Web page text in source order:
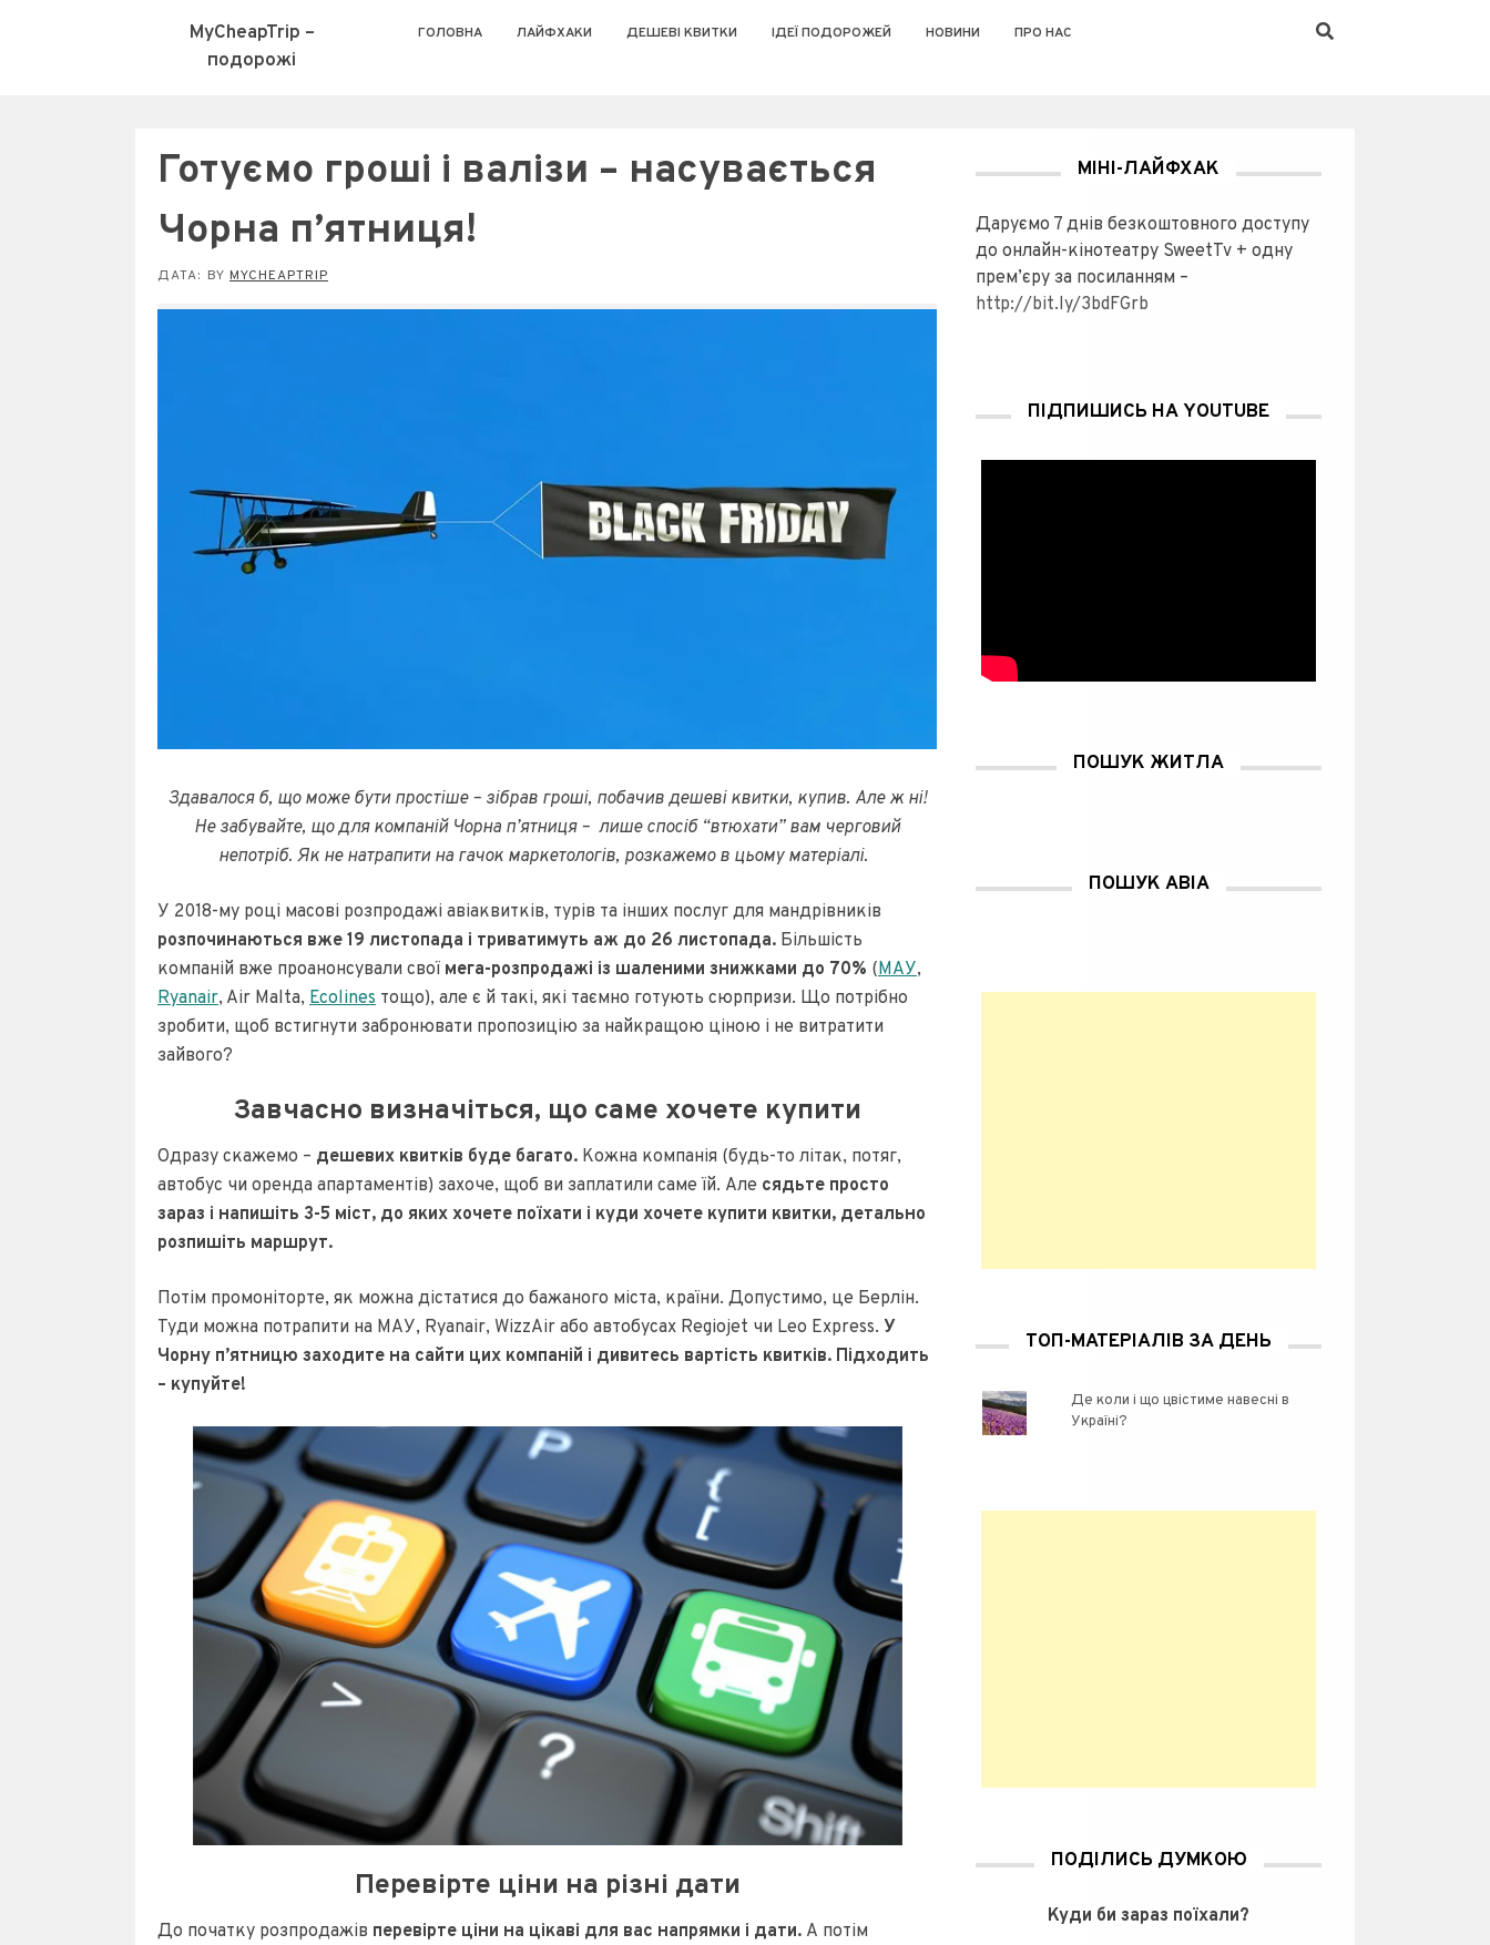
MyCheapTrip –
подорожі
ГОЛОВНА ЛАЙФХАКИ ДЕШЕВІ КВИТКИ ІДЕЇ ПОДОРОЖЕЙ НОВИНИ ПРО НАС
Готуємо гроші і валізи – насувається
Чорна п’ятниця!
ДАТА: BY MYCHEAPTRIP
Здавалося б, що може бути простіше – зібрав гроші, побачив дешеві квитки, купив. Але ж ні!
Не забувайте, що для компаній Чорна п’ятниця – лише спосіб “втюхати” вам черговий
непотріб. Як не натрапити на гачок маркетологів, розкажемо в цьому матеріалі.
У 2018-му році масові розпродажі авіаквитків, турів та інших послуг для мандрівників
розпочинаються вже 19 листопада і триватимуть аж до 26 листопада. Більшість
компаній вже проанонсували свої мега-розпродажі із шаленими знижками до 70% (МАУ,
Ryanair, Air Malta, Ecolines тощо), але є й такі, які таємно готують сюрпризи. Що потрібно
зробити, щоб встигнути забронювати пропозицію за найкращою ціною і не витратити
зайвого?
Завчасно визначіться, що саме хочете купити
Одразу скажемо – дешевих квитків буде багато. Кожна компанія (будь-то літак, потяг,
автобус чи оренда апартаментів) захоче, щоб ви заплатили саме їй. Але сядьте просто
зараз і напишіть 3-5 міст, до яких хочете поїхати і куди хочете купити квитки, детально
розпишіть маршрут.
Потім промоніторте, як можна дістатися до бажаного міста, країни. Допустимо, це Берлін.
Туди можна потрапити на МАУ, Ryanair, WizzAir або автобусах Regiojet чи Leo Express. У
Чорну п’ятницю заходите на сайти цих компаній і дивитесь вартість квитків. Підходить
– купуйте!
Перевірте ціни на різні дати
До початку розпродажів перевірте ціни на цікаві для вас напрямки і дати. А потім
МІНІ-ЛАЙФХАК
Даруємо 7 днів безкоштовного доступу
до онлайн-кінотеатру SweetTv + одну
прем’єру за посиланням –
http://bit.ly/3bdFGrb
ПІДПИШИСЬ НА YOUTUBE
ПОШУК ЖИТЛА
ПОШУК АВІА
ТОП-МАТЕРІАЛІВ ЗА ДЕНЬ
Де коли і що цвістиме навесні в
Україні?
ПОДІЛИСЬ ДУМКОЮ
Куди би зараз поїхали?